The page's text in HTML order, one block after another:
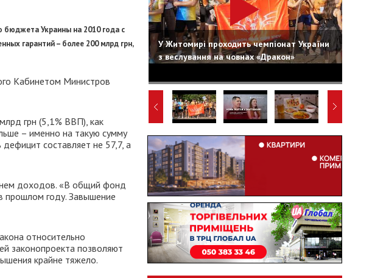
бюджета Украины на 2010 года с
гарантий – более 200 млрд грн,
Кабинетом Министров
грн (5,1% ВВП), как
– именно на такую сумму
составляет не 57,7, а
доходов. «В общий фонд
прошлом году. Завышение
относительно
законопроекта позволяют
крайне тяжело.
У Житомирі проходить чемпіонат України
з веслування на човнах «Дракон»